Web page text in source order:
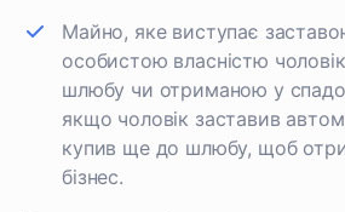
Майно, яке виступає
особистою власністю
шлюбу чи отриманою у
якщо чоловік заставив
купив ще до шлюбу, щоб
бізнес.